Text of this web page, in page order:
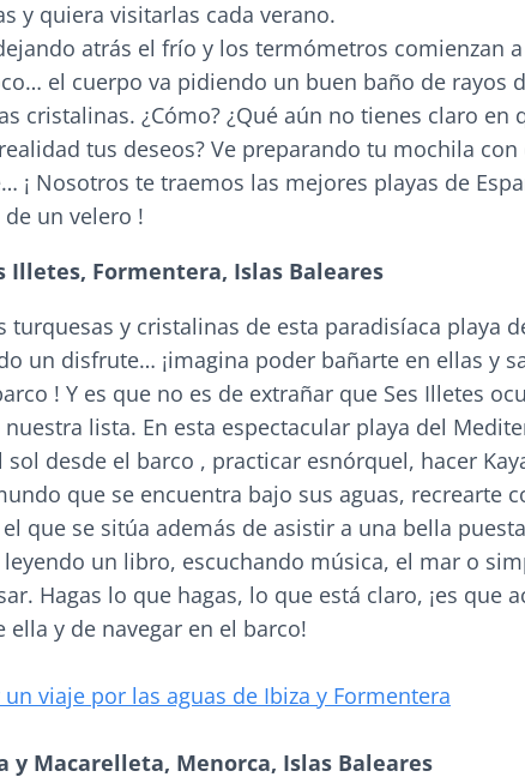
y quiera visitarlas cada verano.
atrás el frío y los termómetros comienzan
el cuerpo va pidiendo un buen baño de rayos
cristalinas. ¿Cómo? ¿Qué aún no tienes claro en
tus deseos? Ve preparando tu mochila
¡ Nosotros te traemos las mejores playas de
un velero !
Illetes, Formentera, Islas Baleares
turquesas y cristalinas de esta paradisíaca playa
un disfrute… ¡imagina poder bañarte en ellas y
! Y es que no es de extrañar que Ses Illetes
lista. En esta espectacular playa del
desde el barco , practicar esnórquel, hacer
que se encuentra bajo sus aguas, recrearte
que se sitúa además de asistir a una bella
leyendo un libro, escuchando música, el mar o
Hagas lo que hagas, lo que está claro, ¡es que
ella y de navegar en el barco!
viaje por las aguas de Ibiza y Formentera
y Macarelleta, Menorca, Islas Baleares